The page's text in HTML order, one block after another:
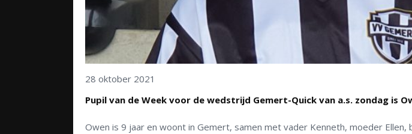
28 oktober 2021
Pupil van de Week voor de wedstrijd Gemert-Quick van a.s. zondag is
Owen is 9 jaar en woont in Gemert, samen met vader Kenneth, moeder Ellen,